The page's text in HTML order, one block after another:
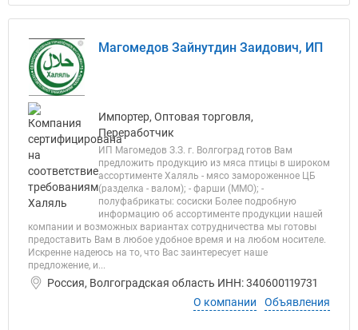
Магомедов Зайнутдин Заидович, ИП
Импортер, Оптовая торговля,
Переработчик
ИП Магомедов З.З. г. Волгоград готов Вам
предложить продукцию из мяса птицы в широком
ассортименте Халяль ​ - мясо замороженное ЦБ
(разделка​ - валом); - фарши (ММО); -
полуфабрикаты: сосиски Более подробную
информацию об ассортименте продукции нашей
компании и возможных вариантах сотрудничества мы готовы
предоставить Вам в любое удобное время и на любом носителе.
Искренне надеюсь на то, что Вас заинтересует наше
предложение, и...
Россия, Волгоградская область ИНН: 340600119731
О компании
Объявления